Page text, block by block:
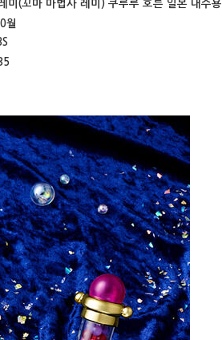
미(꼬마 마법사 레미) 쿠루루 호른 일본 내수용
월